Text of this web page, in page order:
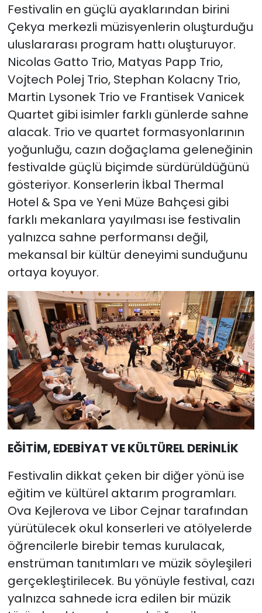
Festivalin en güçlü ayaklarından birini
Çekya merkezli müzisyenlerin oluşturduğu
uluslararası program hattı oluşturuyor.
Nicolas Gatto Trio, Matyas Papp Trio,
Vojtech Polej Trio, Stephan Kolacny Trio,
Martin Lysonek Trio ve Frantisek Vanicek
Quartet gibi isimler farklı günlerde sahne
alacak. Trio ve quartet formasyonlarının
yoğunluğu, cazın doğaçlama geleneğinin
festivalde güçlü biçimde sürdürüldüğünü
gösteriyor. Konserlerin İkbal Thermal
Hotel & Spa ve Yeni Müze Bahçesi gibi
farklı mekanlara yayılması ise festivalin
yalnızca sahne performansı değil,
mekansal bir kültür deneyimi sunduğunu
ortaya koyuyor.
EĞİTİM, EDEBİYAT VE KÜLTÜREL DERİNLİK
Festivalin dikkat çeken bir diğer yönü ise
eğitim ve kültürel aktarım programları.
Ova Kejlerova ve Libor Cejnar tarafından
yürütülecek okul konserleri ve atölyelerde
öğrencilerle birebir temas kurulacak,
enstrüman tanıtımları ve müzik söyleşileri
gerçekleştirilecek. Bu yönüyle festival, cazı
yalnızca sahnede icra edilen bir müzik